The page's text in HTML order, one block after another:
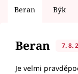
Beran Býk
Beran 7. 8.
Je velmi